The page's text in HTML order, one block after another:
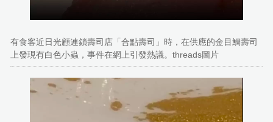
有食客近日光顧連鎖壽司店「合點壽司」時，在供應的金目鯛壽司
上發現有白色小蟲，事件在網上引發熱議。threads圖片